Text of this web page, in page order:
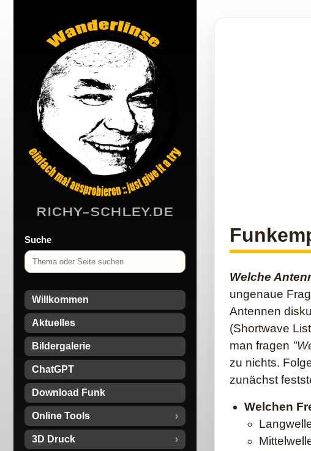
Suche
Willkommen
Aktuelles
Bildergalerie
ChatGPT
Download Funk
Online Tools
3D Druck
Welche
ungenaue
Antennen
(Shortwave
man fragen
zu nichts.
zunächst
Welchen